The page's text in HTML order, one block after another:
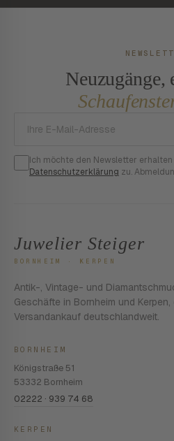
Neuzugänge,
Ich möchte den Newsletter
Datenschutzerklärung zu.
Juwelier Steiger
BORNHEIM · KERPEN
Antik-, Vintage- und
Geschäfte in Bornheim und Kerpen,
Versandankauf deutschlandweit.
BORNHEIM
Königstraße 51
53332 Bornheim
02222 · 939 74 68
KERPEN